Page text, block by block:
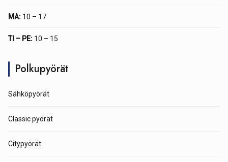
MA: 10 – 17
TI – PE: 10 – 15
Polkupyörät
Sähköpyörät
Classic pyörät
Citypyörät